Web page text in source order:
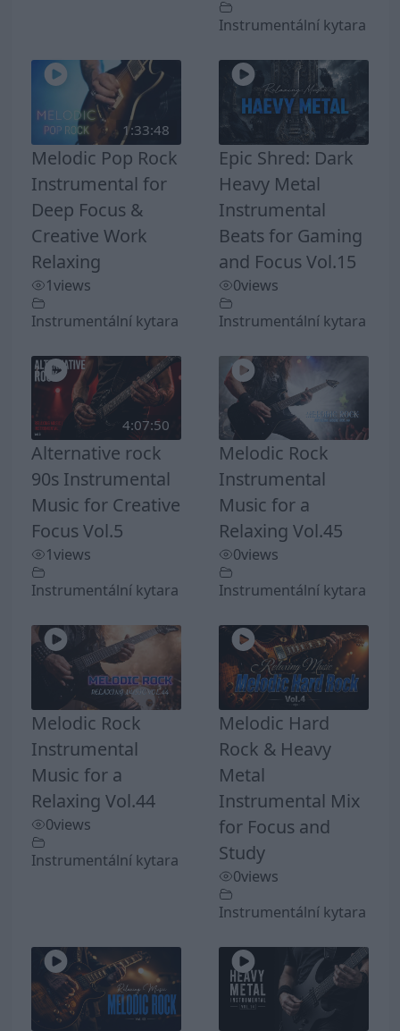
Instrumentální kytara
1:33:48
Melodic Pop Rock
Instrumental for
Deep Focus &
Creative Work
Relaxing
1views
Instrumentální kytara
Epic Shred: Dark
Heavy Metal
Instrumental
Beats for Gaming
and Focus Vol.15
0views
Instrumentální kytara
4:07:50
Alternative rock
90s Instrumental
Music for Creative
Focus Vol.5
1views
Instrumentální kytara
Melodic Rock
Instrumental
Music for a
Relaxing Vol.45
0views
Instrumentální kytara
Melodic Rock
Instrumental
Music for a
Relaxing Vol.44
0views
Instrumentální kytara
Melodic Hard
Rock & Heavy
Metal
Instrumental Mix
for Focus and
Study
0views
Instrumentální kytara